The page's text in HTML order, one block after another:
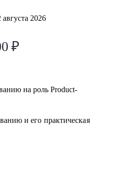
в сфере Project/Product- и
хотят расти
августа 2026
₽
на роль Product-
и его практическая